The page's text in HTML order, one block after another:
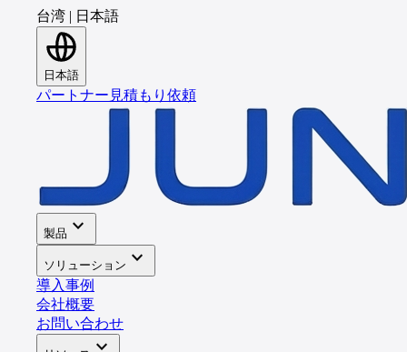
台湾 | 日本語
日本語
パートナー 見積もり依頼
製品 expand_more
ソリューション expand_more
導入事例
会社概要
お問い合わせ